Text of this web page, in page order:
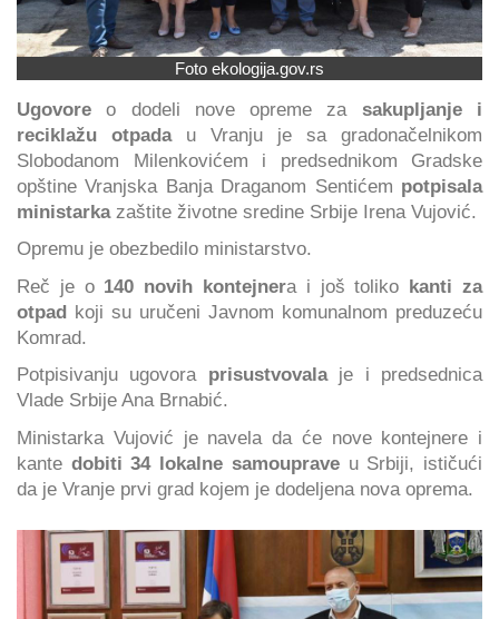
Foto ekologija.gov.rs
Ugovore o dodeli nove opreme za sakupljanje i
reciklažu otpadau Vranju je sa gradonačelnikom
Slobodanom Milenkovićem i predsednikom Gradske
opštine Vranjska Banja Draganom Sentićem potpisala
ministarkazaštite životne sredine Srbije Irena Vujović.
Opremu je obezbedilo ministarstvo.
Reč je o 140 novih kontejnera i još toliko kanti za
otpad koji su uručeni Javnom komunalnom preduzeću
Komrad.
Potpisivanju ugovora prisustvovalaje i predsednica
Vlade Srbije Ana Brnabić.
Ministarka Vujović je navela da će nove kontejnere i
kante dobiti 34 lokalne samouprave u Srbiji, ističući
da je Vranje prvi grad kojem je dodeljena nova oprema.